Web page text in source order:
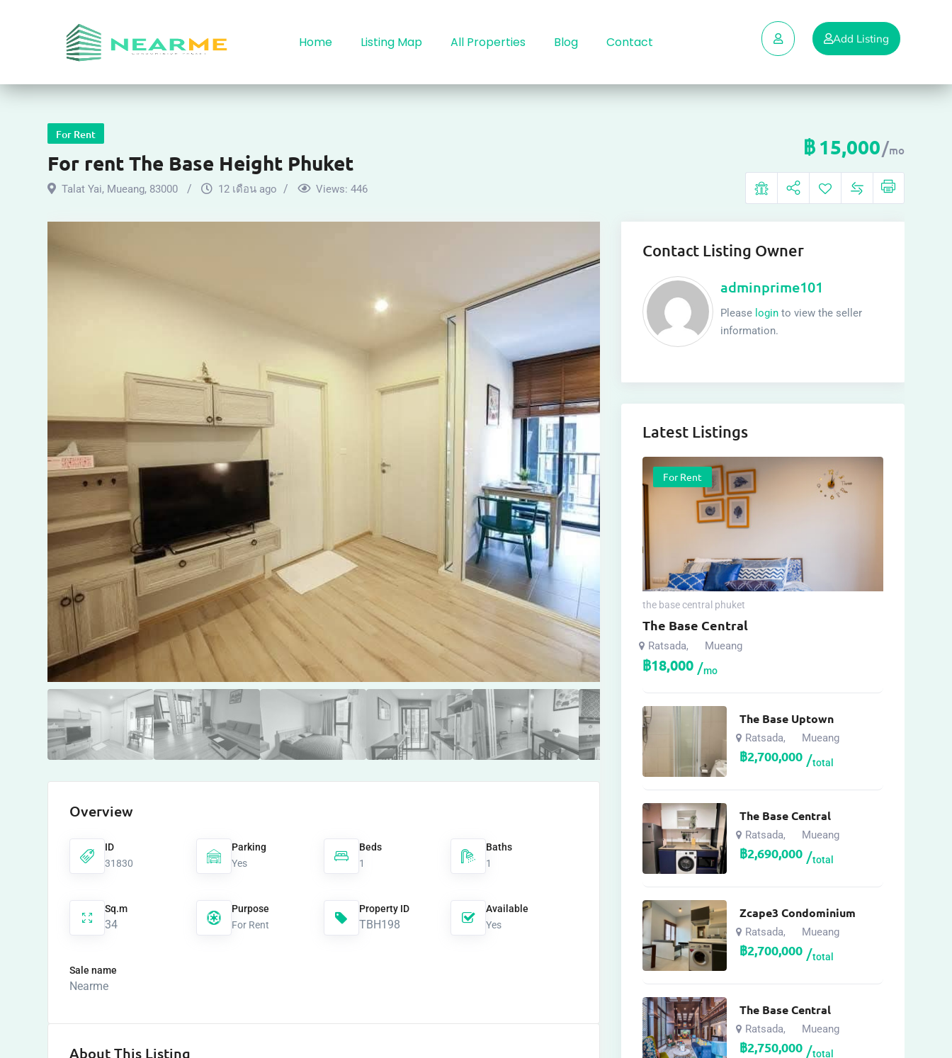
Home Listing Map All Properties Blog Contact Add Listing
For Rent
For rent The Base Height Phuket
Talat Yai, Mueang, 83000 12 เดือน ago Views: 446
฿ 15,000 mo
Overview
ID
31830
Parking
Yes
Beds
1
Baths
1
Sq.m
34
Purpose
For Rent
Property ID
TBH198
Available
Yes
Sale name
Nearme
About This Listing
Contact Listing Owner
adminprime101
Please loginto view the seller
information.
Latest Listings
For Rent
the base central phuket
The Base Central
Ratsada, Mueang
฿18,000 mo
The Base Uptown
Ratsada, Mueang
฿2,700,000 total
The Base Central
Ratsada, Mueang
฿2,690,000 total
Zcape3 Condominium
Ratsada, Mueang
฿2,700,000 total
The Base Central
Ratsada, Mueang
฿2,750,000 total